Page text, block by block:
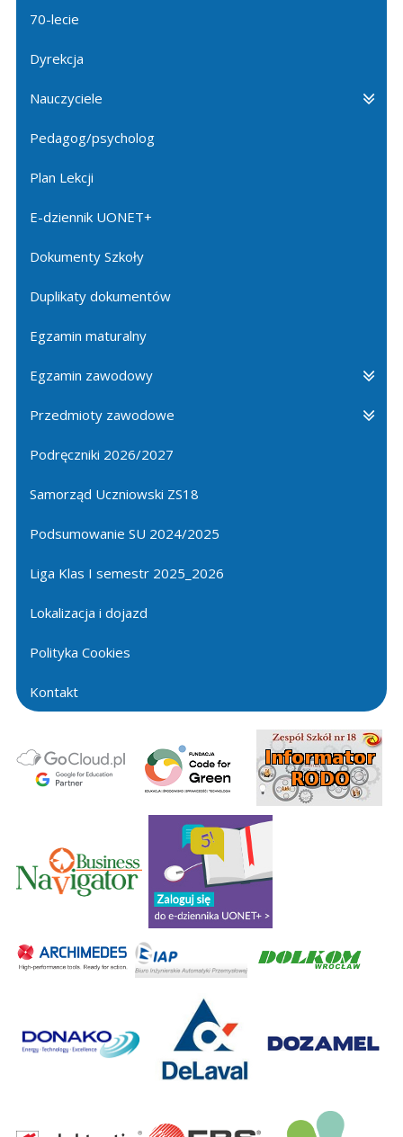
70-lecie
Dyrekcja
Nauczyciele
Pedagog/psycholog
Plan Lekcji
E-dziennik UONET+
Dokumenty Szkoły
Duplikaty dokumentów
Egzamin maturalny
Egzamin zawodowy
Przedmioty zawodowe
Podręczniki 2026/2027
Samorząd Uczniowski ZS18
Podsumowanie SU 2024/2025
Liga Klas I semestr 2025_2026
Lokalizacja i dojazd
Polityka Cookies
Kontakt